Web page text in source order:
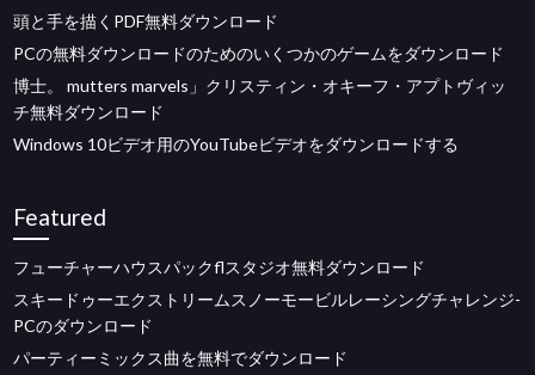
頭と手を描くPDF無料ダウンロード
PCの無料ダウンロードのためのいくつかのゲームをダウンロード
博士。 mutters marvels」クリスティン・オキーフ・アプトヴィッ
チ無料ダウンロード
Windows 10ビデオ用のYouTubeビデオをダウンロードする
Featured
フューチャーハウスパックflスタジオ無料ダウンロード
スキードゥーエクストリームスノーモービルレーシングチャレンジ-
PCのダウンロード
パーティーミックス曲を無料でダウンロード